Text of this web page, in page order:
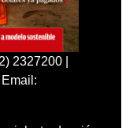
2327200 |